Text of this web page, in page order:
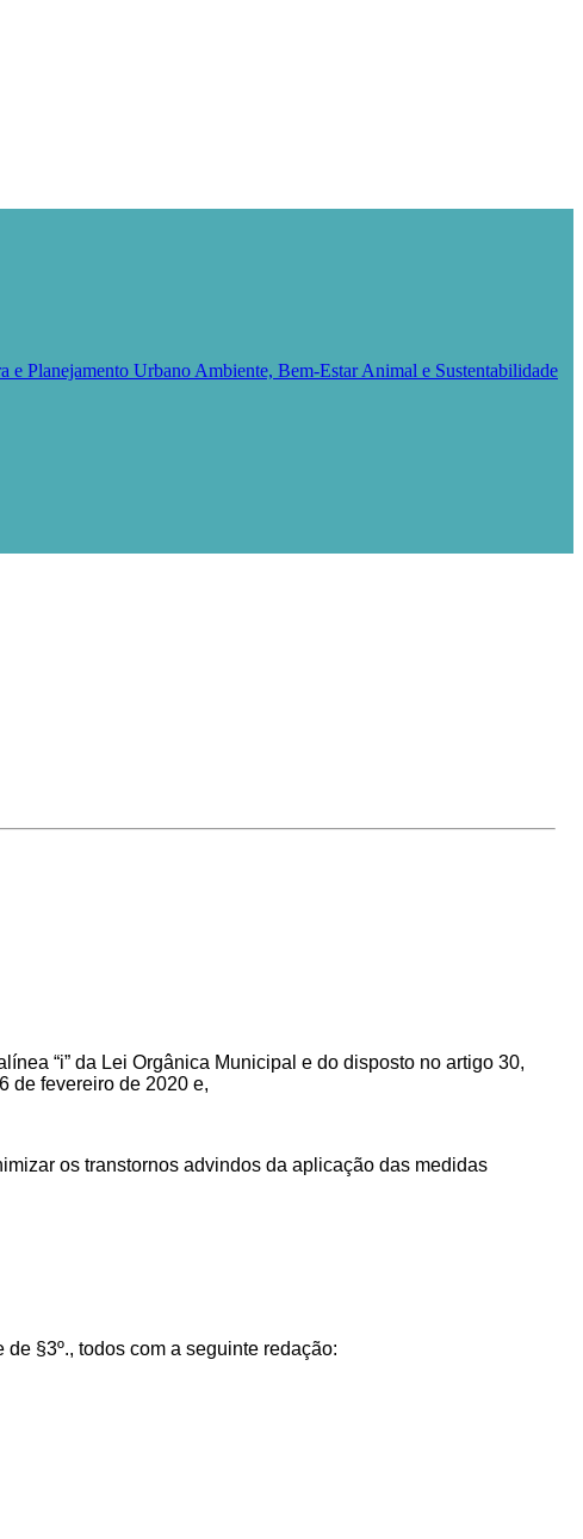
e Planejamento Urbano Ambiente, Bem-Estar Animal e Sustentabilidade
“i” da Lei Orgânica Municipal e do disposto no artigo 30,
de fevereiro de 2020 e,
os transtornos advindos da aplicação das medidas
§3º., todos com a seguinte redação: